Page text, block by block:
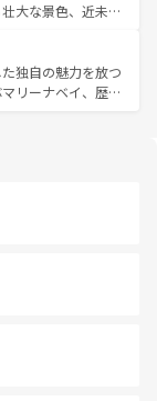
れられない旅にな
できる。タイ料理
にも異なる楽しみ
、仏教を中心とし
る旅人を魅了し続
大な景色、近未来
スポットが密集し
魅力。息をのむよ
存分に楽しみ尽く
独自の魅力を放つ
リーナベイ、歴史
外せないスポット